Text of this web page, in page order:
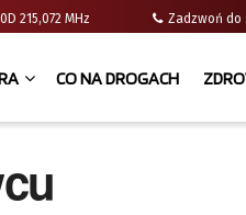
215,072 MHz Zadzwoń
CO NA DROGACH